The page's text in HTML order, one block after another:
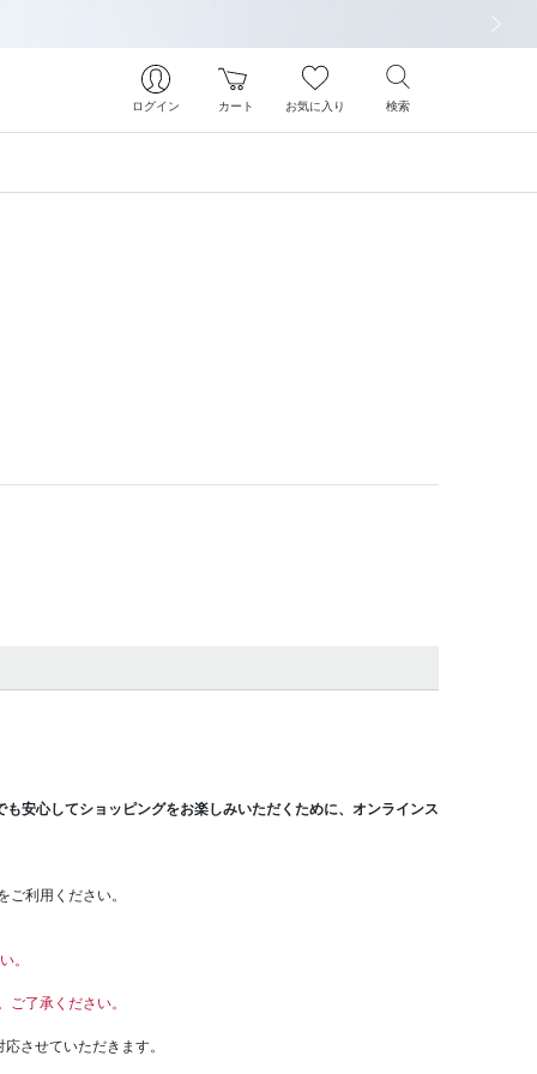
ログイン カート お気に入り 検索
安心してショッピングをお楽しみいただくために、オンラインス
ご利用ください。
。
ご了承ください。
させていただきます。